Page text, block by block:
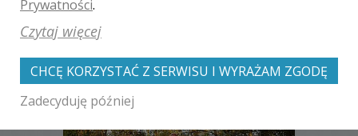
Zobacz także galerie
innych fotografów
Prywatności.
Czytaj więcej
CHCĘ KORZYSTAĆ Z SERWISU I WYRAŻAM ZGODĘ
Zadecyduję później